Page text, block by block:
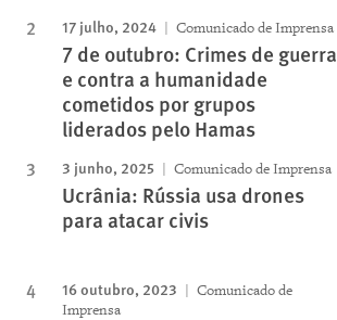
17 julho, 2024 Comunicado de Imprensa
7 de outubro: Crimes de guerra
e contra a humanidade
cometidos por grupos
liderados pelo Hamas
3 junho, 2025 Comunicado de Imprensa
Ucrânia: Rússia usa drones
para atacar civis
16 outubro, 2023
Comunicado de
Imprensa